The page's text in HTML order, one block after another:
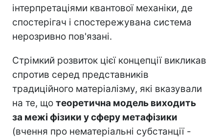
інтерпретаціями квантової механіки, де
спостерігач і спостережувана система
нерозривно пов'язані.
Стрімкий розвиток цієї концепції викликав
спротив серед представників
традиційного матеріалізму, які вказували
на те, що теоретична модель виходить
за межі фізики у сферу метафізики
(вчення про нематеріальні субстанції -